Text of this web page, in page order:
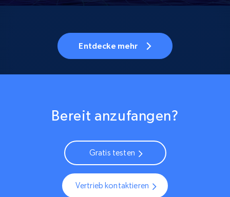
Entdecke mehr
Bereit anzufangen?
Gratis testen
Vertrieb kontaktieren